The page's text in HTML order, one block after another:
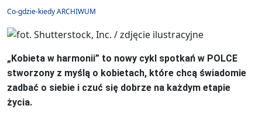
Co-gdzie-kiedy ARCHIWUM
„Kobieta w harmonii” to nowy cykl spotkań w POLCE
stworzony z myślą o kobietach, które chcą świadomie
zadbać o siebie i czuć się dobrze na każdym etapie
życia.